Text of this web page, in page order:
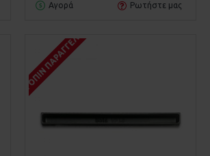
Αγορά Ρωτήστε μας
ΚΑΤΌΠΙΝ ΠΑΡΑΓΓΕΛΊΑΣ